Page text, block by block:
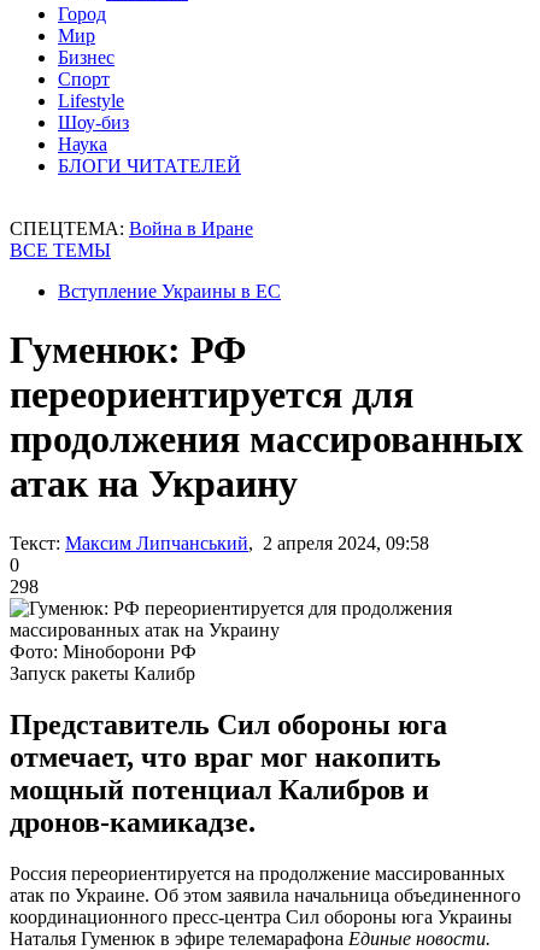
Город
Мир
Бизнес
Спорт
Lifestyle
Шоу-биз
Наука
БЛОГИ ЧИТАТЕЛЕЙ
СПЕЦТЕМА: Война в Иране
ВСЕ ТЕМЫ
Вступление Украины в ЕС
Гуменюк: РФ
переориентируется для
продолжения массированных
атак на Украину
Текст: Максим Липчанський, 2 апреля 2024, 09:58
0
298
Фото: Міноборони РФ
Запуск ракеты Калибр
Представитель Сил обороны юга
отмечает, что враг мог накопить
мощный потенциал Калибров и
дронов-камикадзе.
Россия переориентируется на продолжение массированных
атак по Украине. Об этом заявила начальница объединенного
координационного пресс-центра Сил обороны юга Украины
Наталья Гуменюк в эфире телемарафона Единые новости.